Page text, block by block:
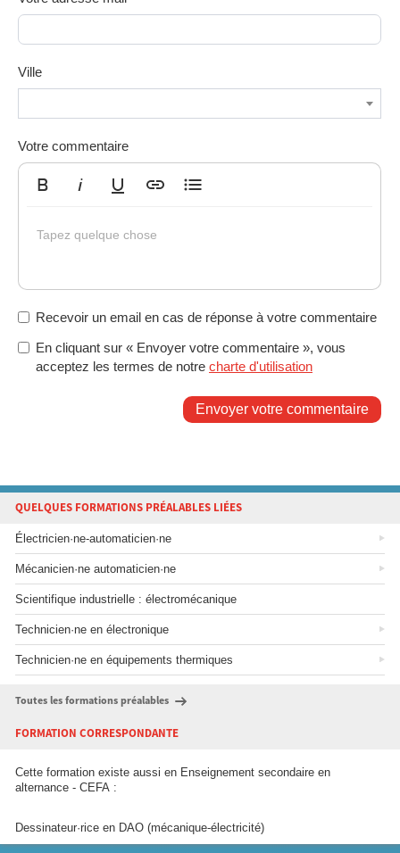
Ville
Votre commentaire
Tapez quelque chose
Recevoir un email en cas de réponse à votre commentaire
En cliquant sur « Envoyer votre commentaire », vous
acceptez les termes de notre charte d'utilisation
Envoyer votre commentaire
QUELQUES FORMATIONS PRÉALABLES LIÉES
Électricien·ne-automaticien·ne
Mécanicien·ne automaticien·ne
Scientifique industrielle : électromécanique
Technicien·ne en électronique
Technicien·ne en équipements thermiques
Toutes les formations préalables
FORMATION CORRESPONDANTE
Cette formation existe aussi en Enseignement secondaire en
alternance - CEFA :
Dessinateur·rice en DAO (mécanique-électricité)